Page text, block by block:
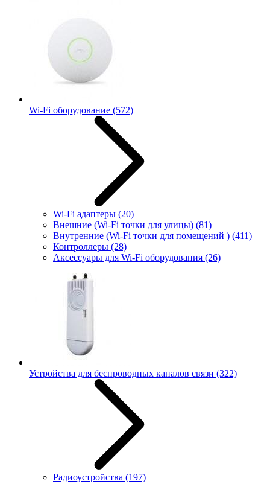
Wi-Fi оборудование (572)
Wi-Fi адаптеры (20)
Внешние (Wi-Fi точки для улицы) (81)
Внутренние (Wi-Fi точки для помещений ) (411)
Контроллеры (28)
Аксессуары для Wi-Fi оборудования (26)
Устройства для беспроводных каналов связи (322)
Радиоустройства (197)